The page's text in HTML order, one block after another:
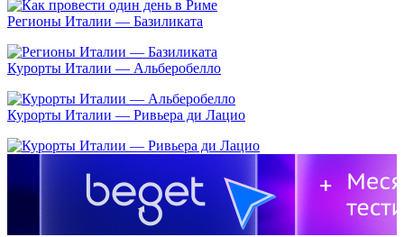
Регионы Италии — Базиликата
Курорты Италии — Альберобелло
Курорты Италии — Ривьера ди Лацио